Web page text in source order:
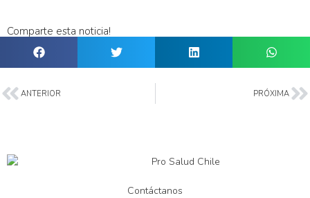
Comparte esta noticia!
ANTERIOR PRÓXIMA
Contáctanos